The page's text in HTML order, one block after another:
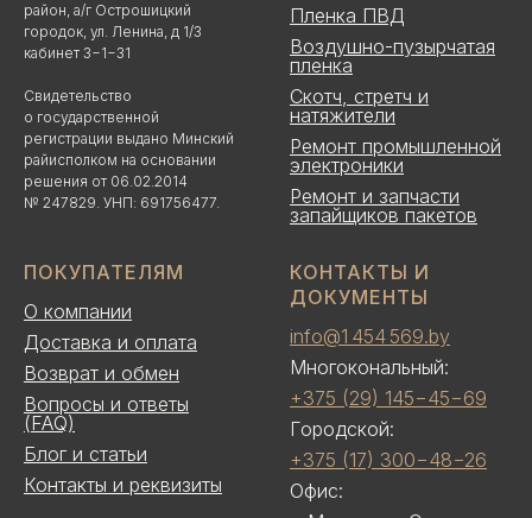
район, а/г Острошицкий
городок, ул. Ленина, д 1/3
кабинет 3−1−31
Свидетельство
о государственной
регистрации выдано Минский
райисполком на основании
решения от 06.02.2014
№ 247829. УНП: 691756477.
Пленка ПВД
Воздушно-пузырчатая
пленка
Скотч, стретч и
натяжители
Ремонт промышленной
электроники
Ремонт и запчасти
запайщиков пакетов
ПОКУПАТЕЛЯМ
О компании
Доставка и оплата
Возврат и обмен
Вопросы и ответы
(FAQ)
Блог и статьи
Контакты и реквизиты
КОНТАКТЫ И
ДОКУМЕНТЫ
info@1 454 569.by
Многокональный:
+375 (29) 145−45−69
Городской:
+375 (17) 300−48−26
Офис: